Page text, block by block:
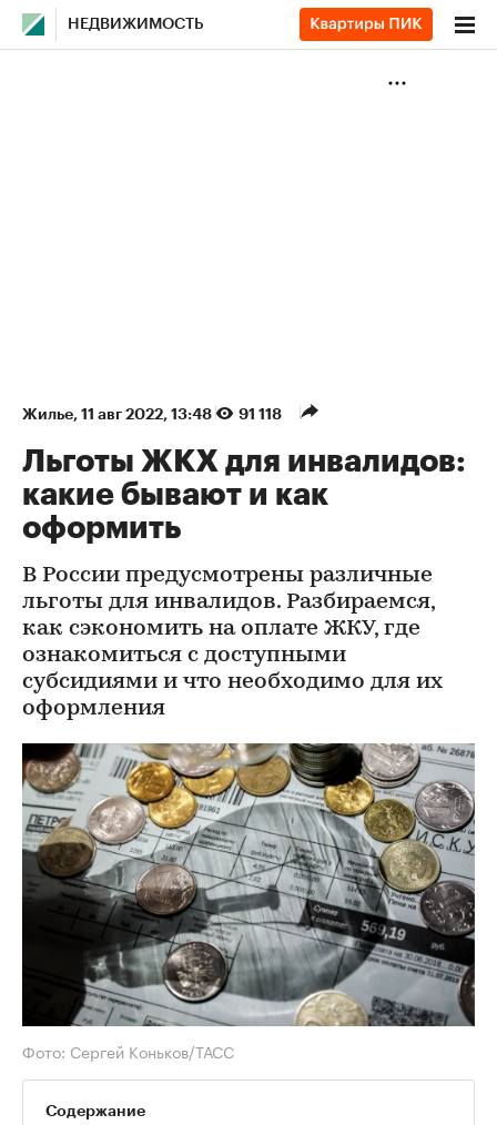
НЕДВИЖИМОСТЬ
Жилье⁠, 11 авг 2022, 13:48 91 118
Льготы ЖКХ для инвалидов:
какие бывают и как
оформить
В России предусмотрены различные
льготы для инвалидов. Разбираемся,
как сэкономить на оплате ЖКУ, где
ознакомиться с доступными
субсидиями и что необходимо для их
оформления
Фото: Сергей Коньков/ТАСС
Содержание